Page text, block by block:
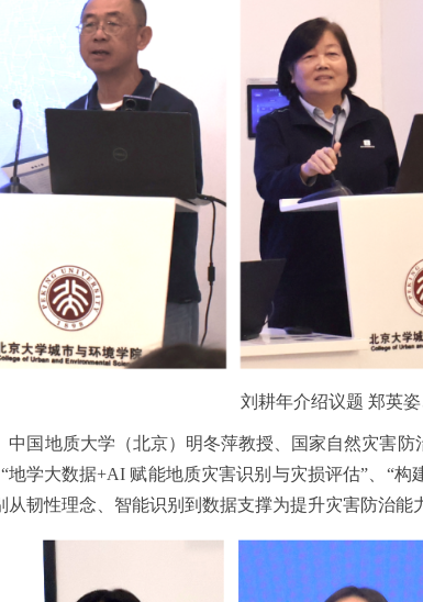
刘耕年介绍议题 郑英
中国地质大学（北京）明冬萍教授、国家自然灾害
地学大数据+AI 赋能地质灾害识别与灾损评估”、“
韧性理念、智能识别到数据支撑为提升灾害防治能